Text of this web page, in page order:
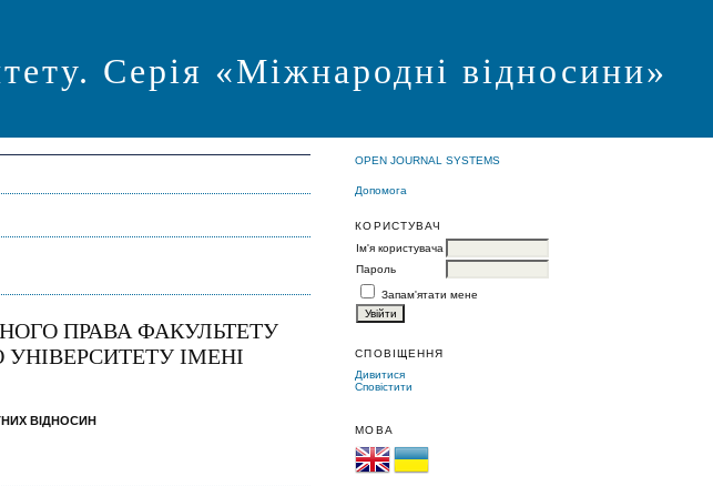
Серія «Міжнародні відносини»
OPEN JOURNAL SYSTEMS
Допомога
КОРИСТУВАЧ
Ім'я користувача
Пароль
Запам'ятати мене
СПОВІЩЕННЯ
Дивитися
Сповістити
МОВА
ПРАВА ФАКУЛЬТЕТУ
ІМЕНІ
ВІДНОСИН